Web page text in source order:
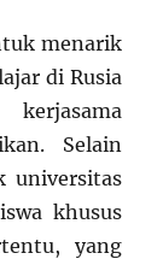
menarik
di Rusia
Selain
universitas
khusus
yang